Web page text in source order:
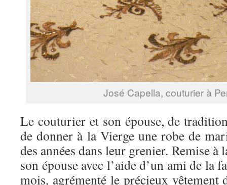
José Capella, couturier à
Le couturier et son épouse, de
de donner à la Vierge une robe de
des années dans leur grenier. Remise à
son épouse avec l’aide d’un ami de la
mois, agrémenté le précieux vêtement